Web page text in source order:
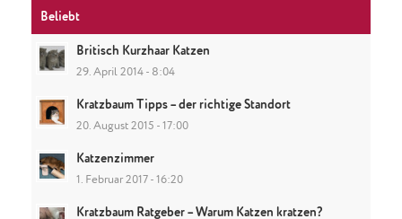
Beliebt
Britisch Kurzhaar Katzen
29. April 2014 - 8:04
Kratzbaum Tipps – der richtige Standort
20. August 2015 - 17:00
Katzenzimmer
1. Februar 2017 - 16:20
Kratzbaum Ratgeber – Warum Katzen kratzen?